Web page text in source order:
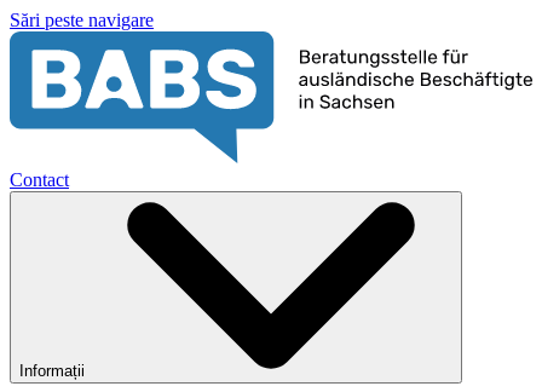
Sări peste navigare
Contact
Informații